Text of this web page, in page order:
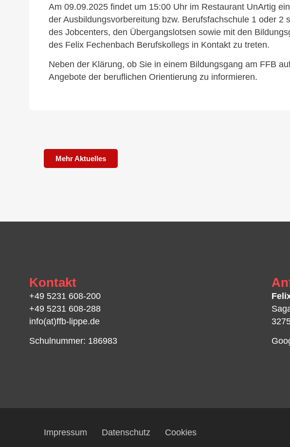
Am 09.09.2025 findet um 15:00 Uhr im Restaurant UnArtig
der Ausbildungsvorbereitung bzw. Berufsfachschule 1 oder
des Jobcenters, den Übergangslotsen sowie mit den
des Felix Fechenbach Berufskollegs in Kontakt zu treten.
Neben der Klärung, ob Sie in einem Bildungsgang am FFB
Angebote der beruflichen Orientierung zu informieren.
Mehr Aktuelles
Kontakt
+49 5231 608-200
+49 5231 608-288
info(at)ffb-lippe.de
Schulnummer: 186983
Impressum Datenschutz Cookies